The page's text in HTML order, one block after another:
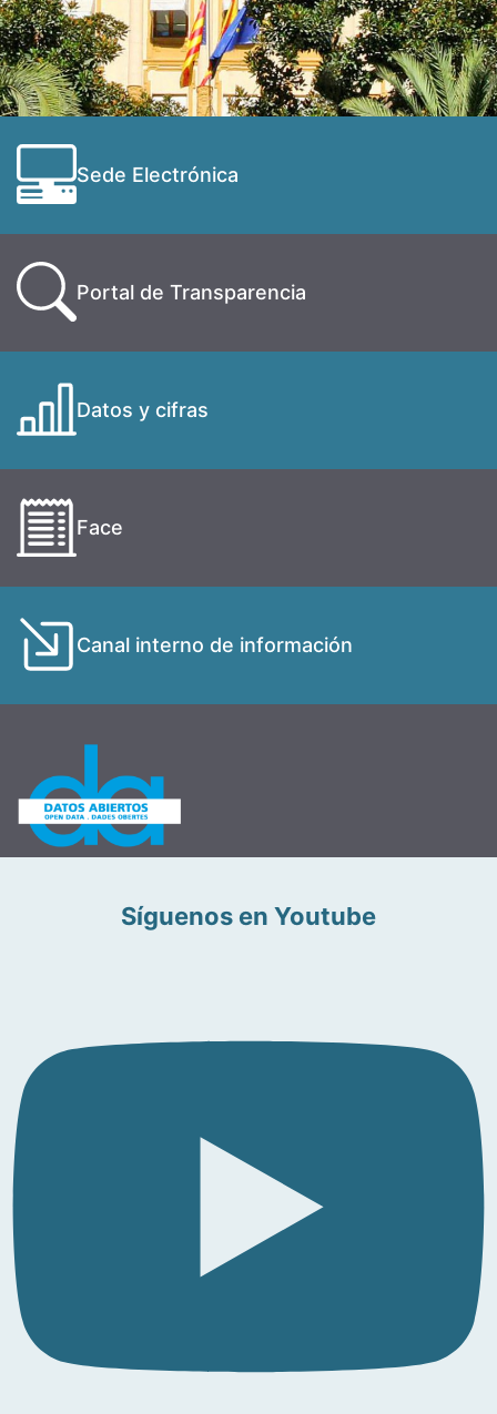
Sede Electrónica
Portal de Transparencia
Datos y cifras
Face
Canal interno de información
Síguenos en Youtube